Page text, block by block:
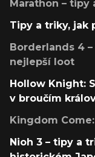
Marathon – tipy
Tipy a triky, jak
Borderlands 4
nejlepší loot
Hollow Knight:
v broučím
Kingdom
Nioh 3 – tipy a